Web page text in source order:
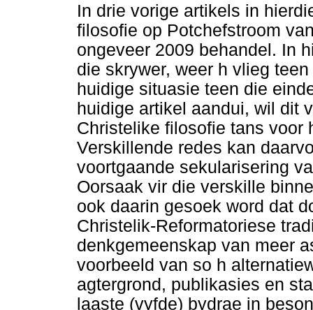
In drie vorige artikels in
filosofie op Potchefstroom
ongeveer 2009 behandel. In
die skrywer, weer h vlieg
huidige situasie teen die
huidige artikel aandui, wil dit
Christelike filosofie tans voor
Verskillende redes kan
voortgaande sekularisering
Oorsaak vir die verskille
ook daarin gesoek word dat
Christelik-Reformatoriese
denkgemeenskap van meer
voorbeeld van so h
agtergrond, publikasies en
laaste (vyfde) bydrae in